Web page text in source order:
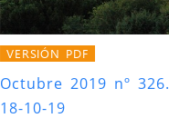
VERSIÓN PDF
Octubre 2019 nº 326.
18-10-19